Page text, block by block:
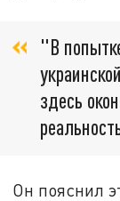
"В
здесь
Он пояснил